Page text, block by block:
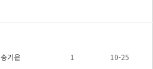
송기운 1 10-25